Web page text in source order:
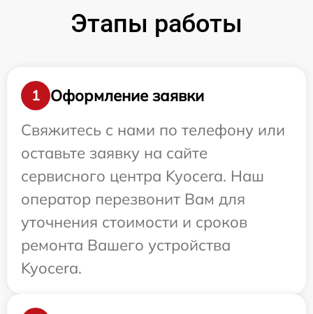
Этапы работы
1
Оформление заявки
Свяжитесь с нами по телефону или
оставьте заявку на сайте
сервисного центра Kyocera. Наш
оператор перезвонит Вам для
уточнения стоимости и сроков
ремонта Вашего устройства
Kyocera.